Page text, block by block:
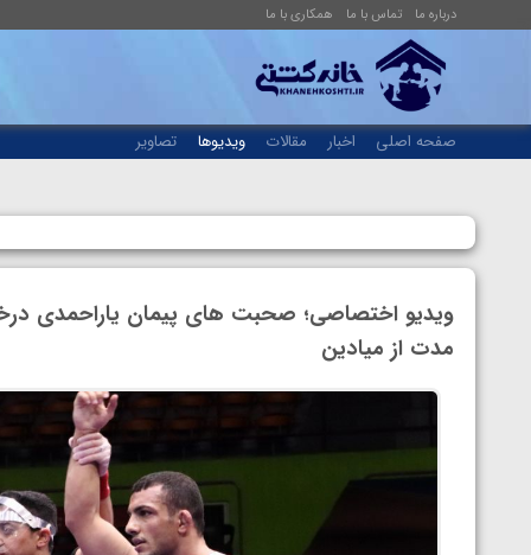
درباره ما تماس با ما همکاری با ما
صفحه اصلی اخبار مقالات ویدیوها تصاویر
ویدیو اختصاصی‌؛ صحبت های پیمان یاراحمدی
مدت از میادین